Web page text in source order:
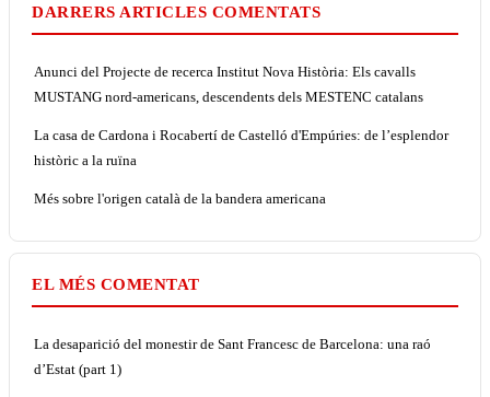
DARRERS ARTICLES COMENTATS
Anunci del Projecte de recerca Institut Nova Història: Els cavalls
MUSTANG nord-americans, descendents dels MESTENC catalans
La casa de Cardona i Rocabertí de Castelló d'Empúries: de l’esplendor
històric a la ruïna
Més sobre l'origen català de la bandera americana
EL MÉS COMENTAT
La desaparició del monestir de Sant Francesc de Barcelona: una raó
d’Estat (part 1)